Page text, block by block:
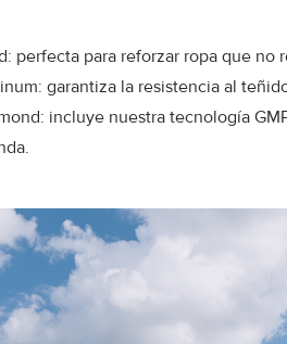
perfecta para reforzar ropa que no
garantiza la resistencia al
incluye nuestra tecnología